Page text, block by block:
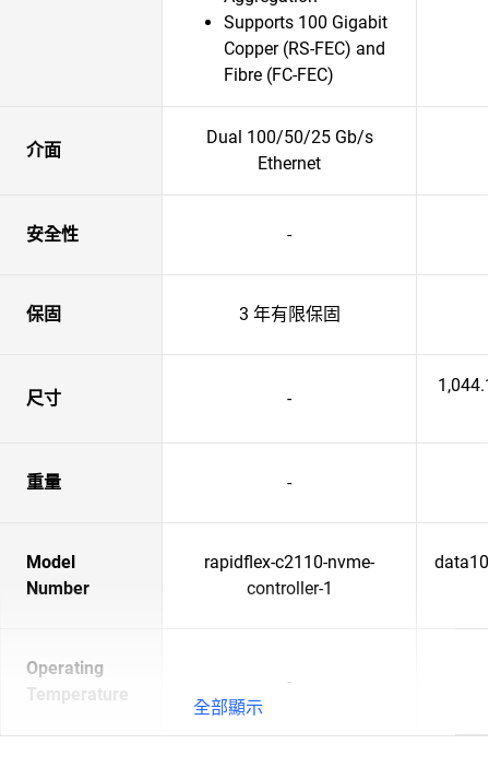
Supports 100 Gigabit
Copper (RS-FEC) and
Fibre (FC-FEC)
介面
Dual 100/50/25 Gb/s
Ethernet
安全性 -
保固 3 年有限保固
尺寸 -
重量 -
Model
Number
rapidflex-c2110-nvme-
controller-1
Operating
Temperature
-
全部顯示